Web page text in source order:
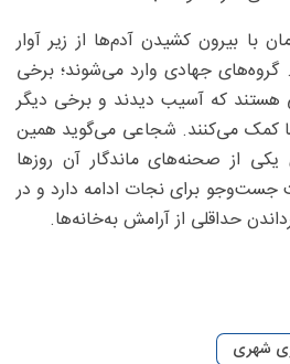
با بیرون کشیدن آدم‌ها از زیر آوار
جهادی وارد می‌شوند؛ برخی
هستند که آسیب دیدند و برخی دیگر
کمک می‌کنند. شجاعی می‌گوید همین
یکی از صحنه‌های ماندگار آن روزها
برای نجات ادامه دارد و در
حداقلی از آرامش به‌خانه‌ها.
شهری